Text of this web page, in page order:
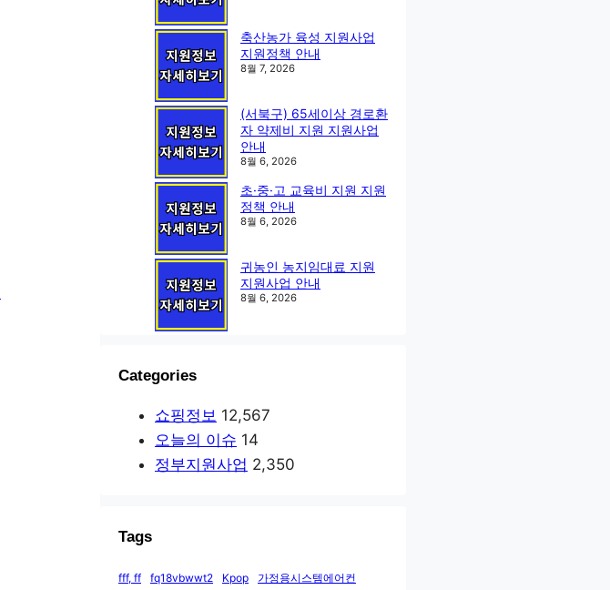
축산농가 육성 지원사업
지원정책 안내
8월 7, 2026
(서북구) 65세이상 경로환
자 약제비 지원 지원사업
안내
8월 6, 2026
초·중·고 교육비 지원 지원
정책 안내
8월 6, 2026
귀농인 농지임대료 지원
지원사업 안내
8월 6, 2026
Categories
쇼핑정보 12,567
오늘의 이슈 14
정부지원사업 2,350
Tags
fff, ff fq18vbwwt2 Kpop
가정용시스템에어컨